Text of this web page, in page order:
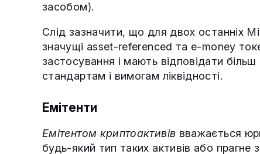
засобом).
Слід зазначити, що для двох останніх
значущі asset-referenced та e-money
застосування і мають відповідати
стандартам і вимогам ліквідності.
Емітенти
Емітентом криптоактивів вважається
будь-який тип таких активів або прагне